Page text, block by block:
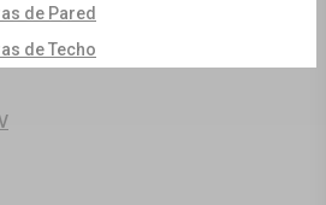
de Pared
de Techo